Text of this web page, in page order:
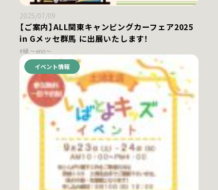
2025/07/09
【ご案内】ALL関東キャンピングカーフェア2025
in Gメッセ群馬 に出展いたします！
#縁 ～enn～
イベント情報